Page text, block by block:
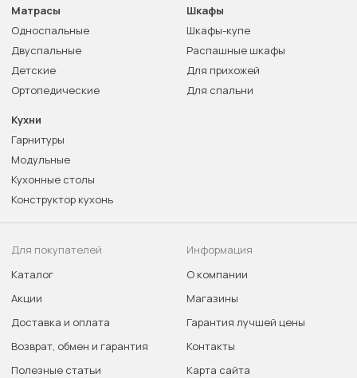
Матрасы
Односпальные
Двуспальные
Детские
Ортопедические
Шкафы
Шкафы-купе
Распашные шкафы
Для прихожей
Для спальни
Кухни
Гарнитуры
Модульные
Кухонные столы
Конструктор кухонь
Для покупателей
Каталог
Акции
Доставка и оплата
Возврат, обмен и гарантия
Полезные статьи
Информация
О компании
Магазины
Гарантия лучшей цены
Контакты
Карта сайта